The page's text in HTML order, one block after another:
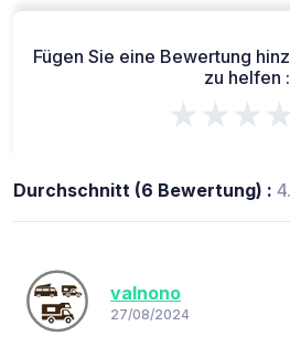
Fügen Sie eine Bewertung
zu helfen :
Durchschnitt (6 Bewertung) :
valnono
27/08/2024